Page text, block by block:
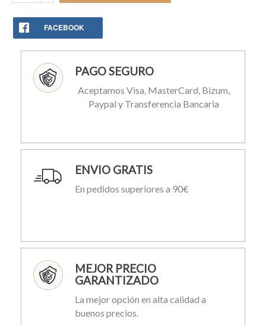
FACEBOOK
PAGO SEGURO
Aceptamos Visa, MasterCard, Bizum,
Paypal y Transferencia Bancaria
ENVIO GRATIS
En pedidos superiores a 90€
MEJOR PRECIO
GARANTIZADO
La mejor opción en alta calidad a
buenos precios.